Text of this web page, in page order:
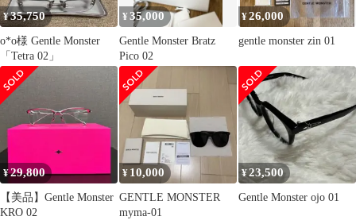
¥35,750
o*o様 Gentle Monster
「Tetra 02」
¥35,000
Gentle Monster Bratz
Pico 02
¥26,000
gentle monster zin 01
¥29,800
【美品】Gentle Monster
KRO 02
¥ 10,000
GENTLE MONSTER
myma-01
¥23,500
Gentle Monster ojo 01